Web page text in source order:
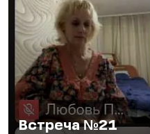
Встреча №21